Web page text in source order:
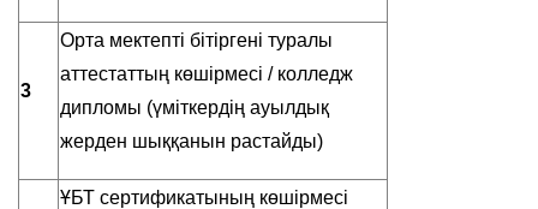
3
Орта мектепті бітіргені туралы
аттестаттың көшірмесі / колледж
дипломы (үміткердің ауылдық
жерден шыққанын растайды)
ҰБТ сертификатының көшірмесі